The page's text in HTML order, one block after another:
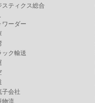
スティクス総合
ワーダー
ック輸送
子会社
物流